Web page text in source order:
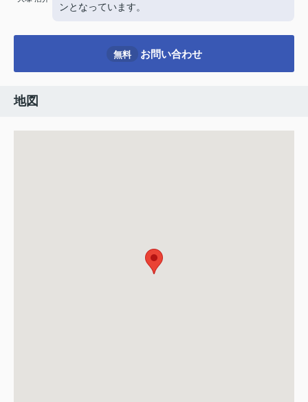
ンとなっています。
無料 お問い合わせ
地図